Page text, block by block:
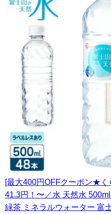
[最大400円OFFクーポン★く
41.3円！〜／水 天然水
緑茶 ミネラルウォーター 富